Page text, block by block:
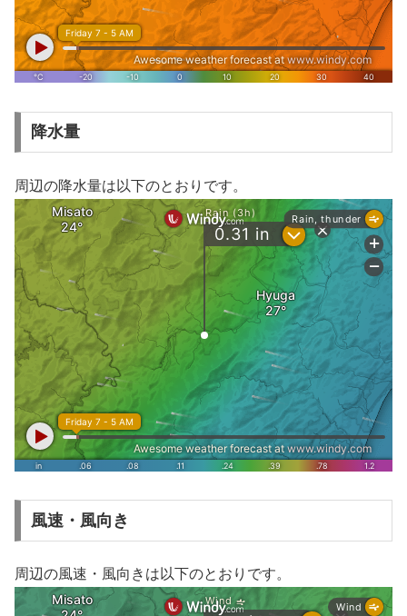
降水量
周辺の降水量は以下のとおりです。
風速・風向き
周辺の風速・風向きは以下のとおりです。